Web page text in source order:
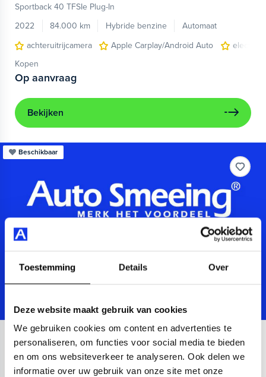
Toestemming Details Over
Deze website maakt gebruik van cookies
We gebruiken cookies om content en advertenties te
personaliseren, om functies voor social media te bieden
en om ons websiteverkeer te analyseren. Ook delen we
informatie over uw gebruik van onze site met onze
Sportback 40 TFSIe Plug-In
2022
84.000 km Hybride benzine
Automaat
achteruitrijcamera
Apple Carplay/Android Auto
Kopen
Op aanvraag
Bekijken
Beschikbaar
Audi A3
Sportback 40 TFSIe Advanced